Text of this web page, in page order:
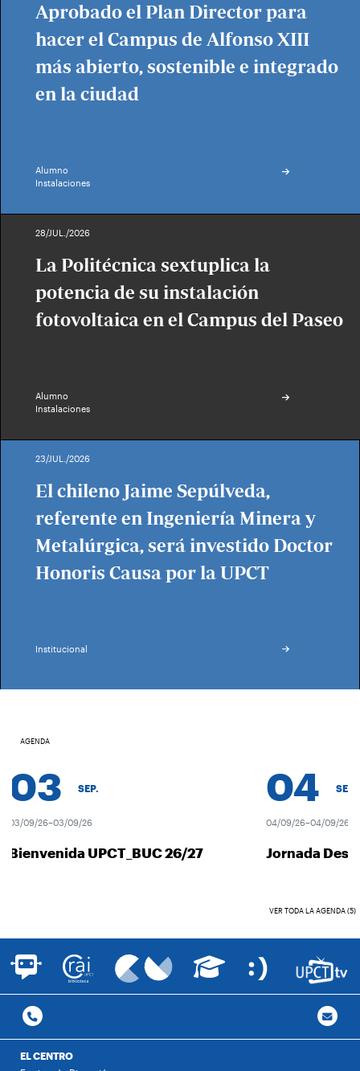
Aprobado el Plan Director para
hacer el Campus de Alfonso XIII
más abierto, sostenible e integrado
en la ciudad
Alumno
Instalaciones
28/JUL./2026
La Politécnica sextuplica la
potencia de su instalación
fotovoltaica en el Campus del Paseo
Alumno
Instalaciones
23/JUL./2026
El chileno Jaime Sepúlveda,
referente en Ingeniería Minera y
Metalúrgica, será investido Doctor
Honoris Causa por la UPCT
Institucional
AGENDA
SEP.
09/26–03/09/26
UPCT_BUC 26/27
04 SEP.
04/09/26–04/09/26
Jornada
VER TODA LA AGENDA (5)
EL CENTRO